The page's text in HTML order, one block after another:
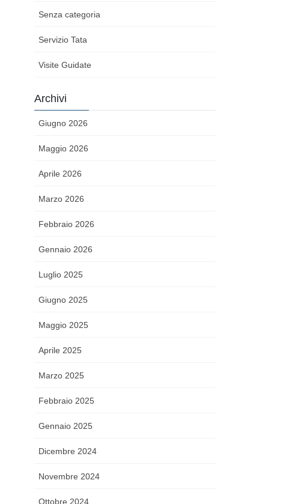
Senza categoria
Servizio Tata
Visite Guidate
Archivi
Giugno 2026
Maggio 2026
Aprile 2026
Marzo 2026
Febbraio 2026
Gennaio 2026
Luglio 2025
Giugno 2025
Maggio 2025
Aprile 2025
Marzo 2025
Febbraio 2025
Gennaio 2025
Dicembre 2024
Novembre 2024
Ottobre 2024